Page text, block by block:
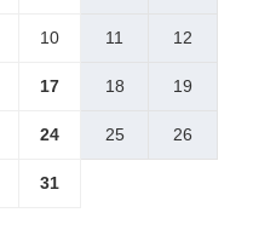
10 11 12
17 18 19
24 25 26
31